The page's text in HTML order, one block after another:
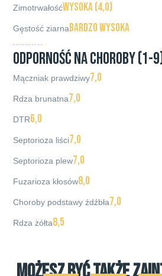
Zimotrwałośćwysoka (4,0)
Gęstość ziarnabardzo wysoka
ODPORNOŚĆ NA CHOROBY (1-
Mączniak prawdziwy7,0
Rdza brunatna7,0
DTR6,0
Septorioza liści7,0
Septorioza plew7,0
Fuzarioza kłosów8,0
Choroby podstawy źdźbła7,0
Rdza żółta8,5